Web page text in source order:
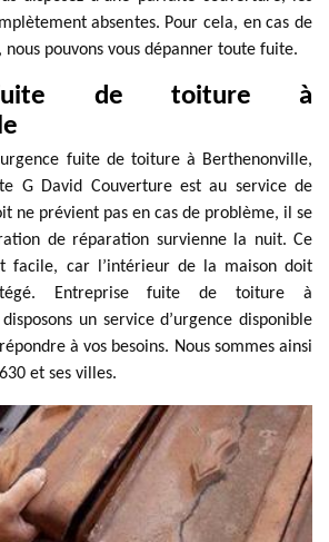
absentes. Pour cela, en cas de
nous pouvons vous dépanner toute fuite.
fuite de toiture à
fuite de toiture à Berthenonville,
G David Couverture est au service de
ne prévient pas en cas de problème, il se
de réparation survienne la nuit. Ce
facile, car l’intérieur de la maison doit
Entreprise fuite de toiture à
un service d’urgence disponible
à vos besoins. Nous sommes ainsi
et ses villes.